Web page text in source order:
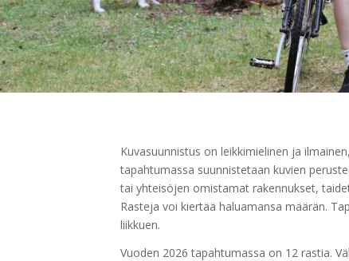
Kuvasuunnistus on leikkimielinen ja
tapahtumassa suunnistetaan kuvien
tai yhteisöjen omistamat rakennukset,
Rasteja voi kiertää haluamansa määrän.
liikkuen.
Vuoden 2026 tapahtumassa on 12 rastia.